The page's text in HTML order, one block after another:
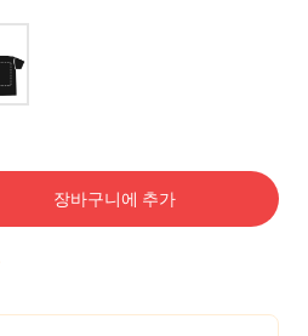
장바구니에 추가